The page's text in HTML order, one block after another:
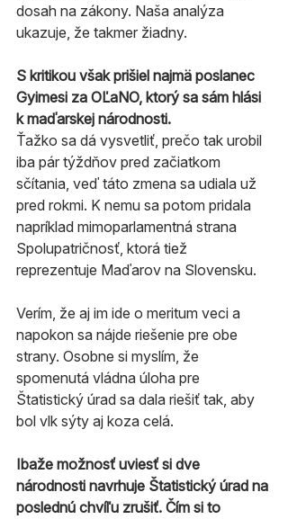
dosah na zákony. Naša analýza
ukazuje, že takmer žiadny.
S kritikou však prišiel najmä poslanec
Gyimesi za OĽaNO, ktorý sa sám hlási
k maďarskej národnosti.
Ťažko sa dá vysvetliť, prečo tak urobil
iba pár týždňov pred začiatkom
sčítania, veď táto zmena sa udiala už
pred rokmi. K nemu sa potom pridala
napríklad mimoparlamentná strana
Spolupatričnosť, ktorá tiež
reprezentuje Maďarov na Slovensku.
Verím, že aj im ide o meritum veci a
napokon sa nájde riešenie pre obe
strany. Osobne si myslím, že
spomenutá vládna úloha pre
Štatistický úrad sa dala riešiť tak, aby
bol vlk sýty aj koza celá.
Ibaže možnosť uviesť si dve
národnosti navrhuje Štatistický úrad na
poslednú chvíľu zrušiť. Čím si to